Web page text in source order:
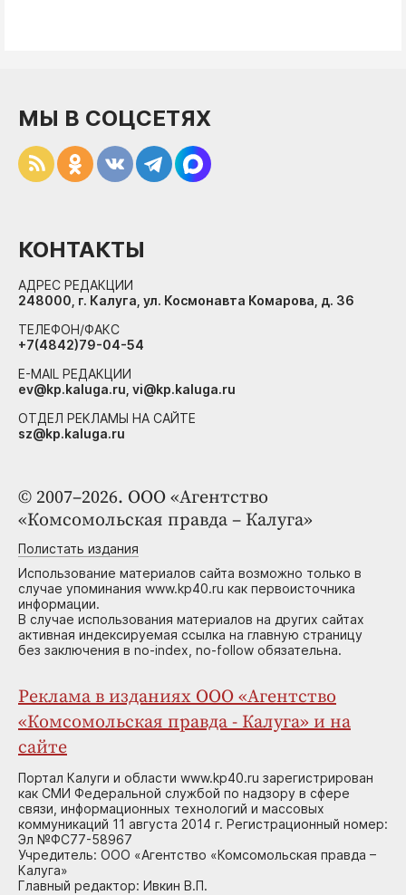
© 2007–2026. ООО «Агентство
«Комсомольская правда – Калуга»
Полистать издания
Использование материалов сайта возможно только в
случае упоминания www.kp40.ru как первоисточника
информации.
В случае использования материалов на других сайтах
активная индексируемая ссылка на главную страницу
без заключения в no-index, no-follow обязательна.
Реклама в изданиях ООО «Агентство
«Комсомольская правда - Калуга» и на
сайте
Портал Калуги и области www.kp40.ru зарегистрирован
как СМИ Федеральной службой по надзору в сфере
связи, информационных технологий и массовых
коммуникаций 11 августа 2014 г. Регистрационный номер:
Эл №ФС77-58967
Учредитель: ООО «Агентство «Комсомольская правда –
Калуга»
Главный редактор: Ивкин В.П.
МЫ В СОЦСЕТЯХ
КОНТАКТЫ
АДРЕС РЕДАКЦИИ
248000, г. Калуга, ул. Космонавта Комарова, д. 36
ТЕЛЕФОН/ФАКС
+7(4842)79-04-54
E-MAIL РЕДАКЦИИ
ev@kp.kaluga.ru, vi@kp.kaluga.ru
ОТДЕЛ РЕКЛАМЫ НА САЙТЕ
sz@kp.kaluga.ru